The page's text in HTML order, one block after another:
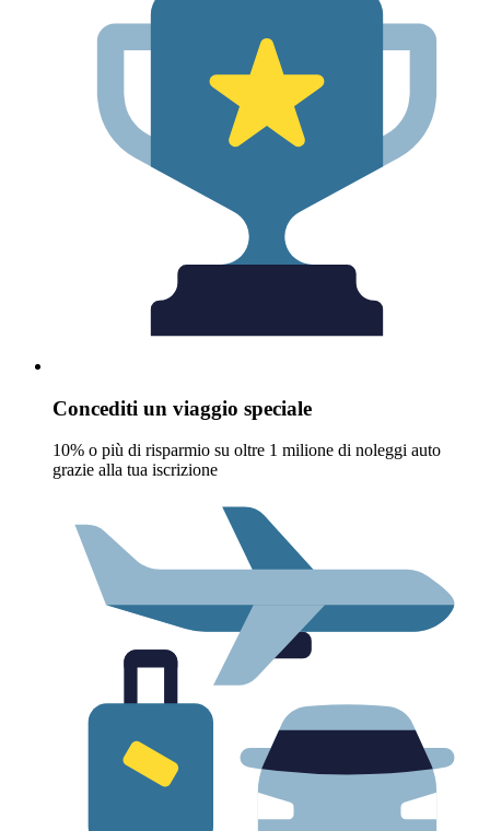
Concediti un viaggio speciale
10% o più di risparmio su oltre 1 milione di noleggi auto
grazie alla tua iscrizione